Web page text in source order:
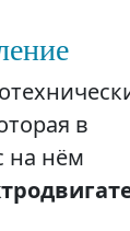
в
на нём